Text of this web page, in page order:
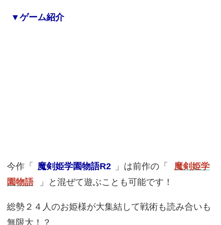
▼ゲーム紹介
今作「 魔剣姫学園物語R2 」は前作の「
魔剣姫学
園物語
」と混ぜて遊ぶことも可能です！
総勢２４人のお姫様が大集結して戦術も読み合いも
無限大！？